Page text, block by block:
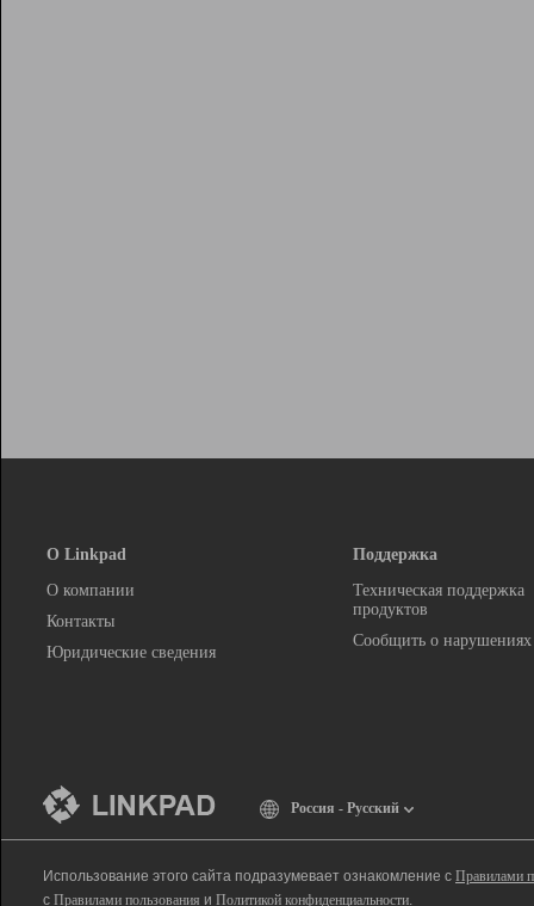
О Linkpad
О компании
Контакты
Юридические сведения
Поддержка
Техническая поддержка
продуктов
Сообщить о нарушениях
Россия - Русский
Использование этого сайта подразумевает ознакомление с Правилами
с Правилами пользования и Политикой конфиденциальности.